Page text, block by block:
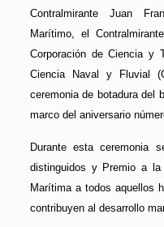
Contralmirante Juan
Marítimo, el
Corporación de Ciencia y
Ciencia Naval y Fluvial
ceremonia de botadura del
marco del aniversario
Durante esta ceremonia
distinguidos y Premio a la
Marítima a todos aquellos
contribuyen al desarrollo